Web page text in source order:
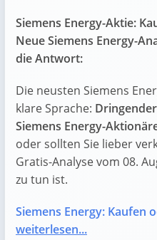
Siemens Energy-Aktie:
Neue Siemens Energy-
die Antwort:
Die neusten Siemens
klare Sprache:
Siemens Energy-
oder sollten Sie lieber
Gratis-Analyse vom 08.
zu tun ist.
Siemens Energy: Kaufen
weiterlesen...